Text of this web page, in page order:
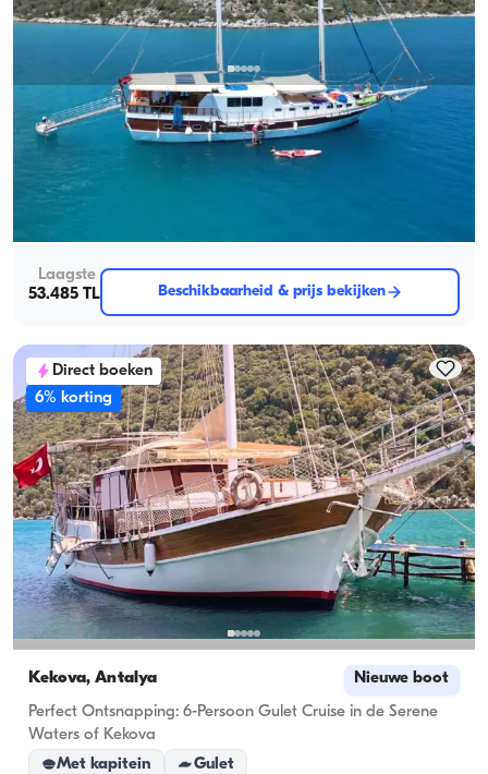
Kekova, Antalya Nieuwe boot
Verken de Hidden Coves of Kekova met een 16-Persoon, 8-
Kajuit Gulet
Met kapitein
Laagste
53.485 TL
Beschikbaarheid & prijs bekijken
Direct boeken
6% korting
Kekova, Antalya Nieuwe boot
Perfect Ontsnapping: 6-Persoon Gulet Cruise in de Serene
Waters of Kekova
Met kapitein
Gulet